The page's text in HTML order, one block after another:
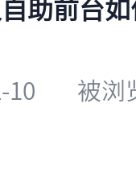
助前台
10
被浏